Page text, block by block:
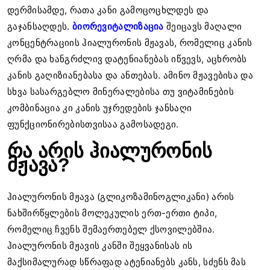
დერმისამდე, რათა კანი გამოცოცხლდეს და
გაჯანსაღდეს. ბიორევიტალიზაცია შეიცავს მაღალი
კონცენტრაციის ჰიალურონის მჟავას, რომელიც კანის
ღრმა და ხანგრძლივ დატენიანებას იწვევს, აცხრობს
კანის გაღიზიანებასა და ანთებას. ამინო მჟავებისა და
სხვა სასარგებლო მინერალებისა თუ ვიტამინების
კომბინაცია კი კანის უჯრედების ჯანსაღი
ფუნქციონირებისთვისაა გამოსადეგი.
რა არის ჰიალურონის
მჟავა?
ჰიალურონის მჟავა (გლიკოზამინოგლიკანი) არის
ნახშირწყლების მოლეკულის ერთ-ერთი ტიპი,
რომელიც ჩვენს შემაერთებელ ქსოვილებშია.
ჰიალურონის მჟავის კანში შეყვანისას ის
მაქსიმალურად სწრაფად ატენიანებს კანს, სძენს მას